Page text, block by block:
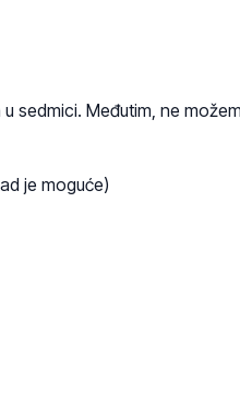
sedmici. Međutim, ne
je moguće)